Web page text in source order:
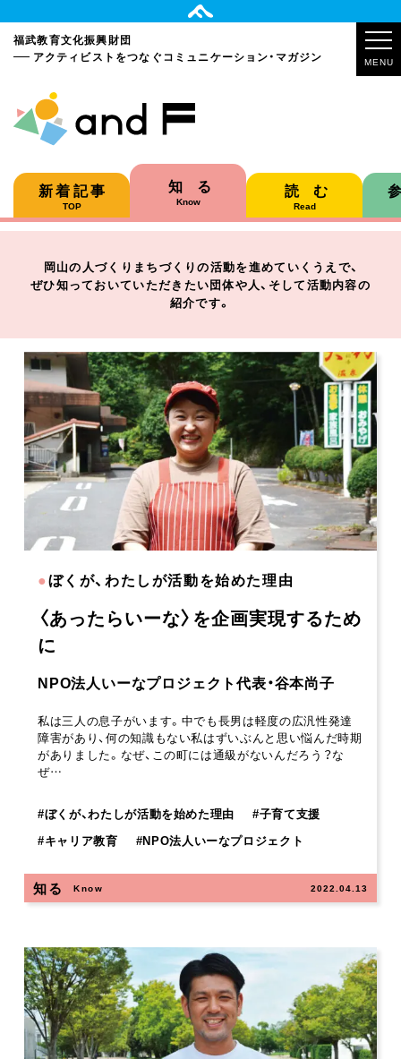
福武教育文化振興財団
アクティビストをつなぐコミュニケーション・マガジン MENU
新着記事
TOP
知る
Know
読む
Read
岡山の人づくりまちづくりの活動を進めていくうえで、
ぜひ知っておいていただきたい団体や人、そして活動内容の
紹介です。
●ぼくが、わたしが活動を始めた理由
〈あったらいーな〉を企画実現するため
に
NPO法人いーなプロジェクト代表・谷本尚子
私は三人の息子がいます。中でも長男は軽度の広汎性発達
障害があり、何の知識もない私はずいぶんと思い悩んだ時期
がありました。なぜ、この町には通級がないんだろう？な
ぜ…
#ぼくが、わたしが活動を始めた理由 #子育て支援
#キャリア教育 #NPO法人いーなプロジェクト
知る Know 2022.04.13